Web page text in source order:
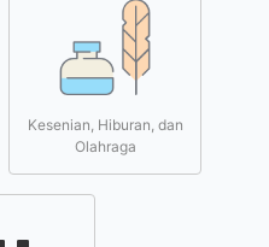
Kesenian, Hiburan, dan
Olahraga